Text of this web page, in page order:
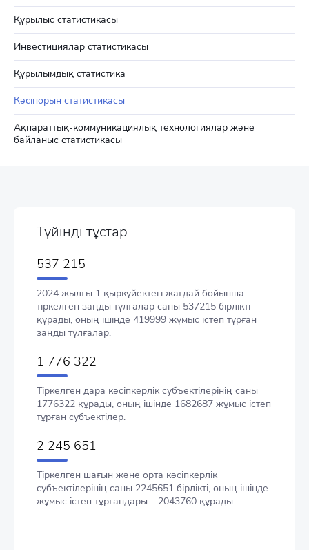
Құрылыс статистикасы
Инвестициялар статистикасы
Құрылымдық статистика
Кәсіпорын статистикасы
Ақпараттық-коммуникациялық технологиялар және
байланыс статистикасы
Түйінді тұстар
537 215
2024 жылғы 1 қыркүйектегі жағдай бойынша
тіркелген заңды тұлғалар саны 537215 бірлікті
құрады, оның ішінде 419999 жұмыс істеп тұрған
заңды тұлғалар.
1 776 322
Тіркелген дара кәсіпкерлік субъектілерінің саны
1776322 құрады, оның ішінде 1682687 жұмыс істеп
тұрған субъектілер.
2 245 651
Тіркелген шағын және орта кәсіпкерлік
субъектілерінің саны 2245651 бірлікті, оның ішінде
жұмыс істеп тұрғандары – 2043760 құрады.